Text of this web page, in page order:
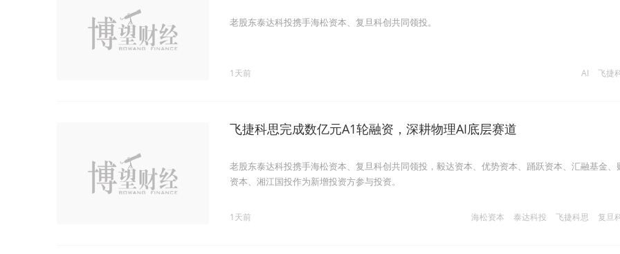
老股东泰达科投携手海松资本、复旦科创共同领投。
AI 飞捷
1天前
飞捷科思完成数亿元A1轮融资，深耕物理AI底层赛道
老股东泰达科投携手海松资本、复旦科创共同领投，毅达资本、优势资本、踊跃资本、汇融基金、
资本、湘江国投作为新增投资方参与投资。
海松资本 泰达科投 飞捷科思 复旦
1天前